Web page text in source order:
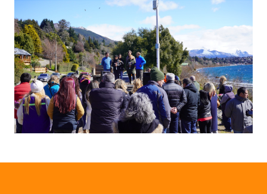
Antiguos Pobladores - Registro
Reconocimientos - Registro
Bariloche, Municipio intercultural
Entrega de distinciones
REFORMA DE LA CARTA ORGÁNICA